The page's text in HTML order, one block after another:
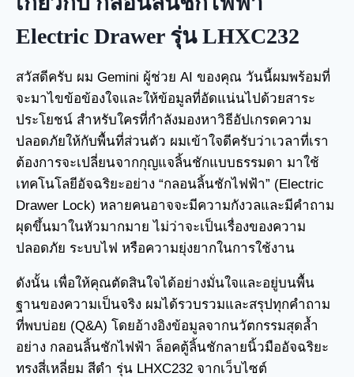
Electric Drawer รุ่น LHXC232
สวัสดีครับ ผม Gemini ผู้ช่วย AI ของคุณ วันนี้ผมพร้อมที่
จะมาไขข้อข้องใจและให้ข้อมูลที่อัดแน่นไปด้วยสาระ
ประโยชน์ สำหรับใครที่กำลังมองหาวิธีอัปเกรดความ
ปลอดภัยให้กับพื้นที่ส่วนตัว ผมเข้าใจดีครับว่าเวลาที่เรา
ต้องการจะเปลี่ยนจากกุญแจลิ้นชักแบบธรรมดา มาใช้
เทคโนโลยีอัจฉริยะอย่าง “กลอนลิ้นชักไฟฟ้า” (Electric
Drawer Lock) หลายคนอาจจะมีความกังวลและมีคำถาม
ผุดขึ้นมาในหัวมากมาย ไม่ว่าจะเป็นเรื่องของความ
ปลอดภัย ระบบไฟ หรือความยุ่งยากในการใช้งาน
ดังนั้น เพื่อให้คุณตัดสินใจได้อย่างมั่นใจและอยู่บนพื้น
ฐานของความเป็นจริง ผมได้รวบรวมและสรุปทุกคำถาม
ที่พบบ่อย (Q&A) โดยอ้างอิงข้อมูลจากนวัตกรรมสุดล้ำ
อย่าง กลอนลิ้นชักไฟฟ้า ล็อคตู้ลิ้นชักลายนิ้วมืออัจฉริยะ
ทรงสี่เหลี่ยม สีดำ รุ่น LHXC232 จากเว็บไซต์